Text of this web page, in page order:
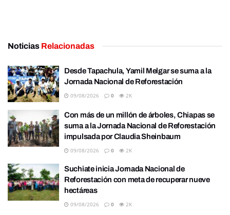
Noticias Relacionadas
Desde Tapachula, Yamil Melgar se suma a la
Jornada Nacional de Reforestación
09/08/2026 0 2K
Con más de un millón de árboles, Chiapas se
suma a la Jornada Nacional de Reforestación
impulsada por Claudia Sheinbaum
09/08/2026 0 2K
Suchiate inicia Jornada Nacional de
Reforestación con meta de recuperar nueve
hectáreas
09/08/2026 0 2K